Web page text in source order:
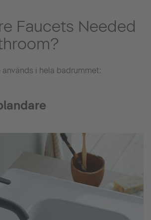
Faucets Needed
i hela badrummet: